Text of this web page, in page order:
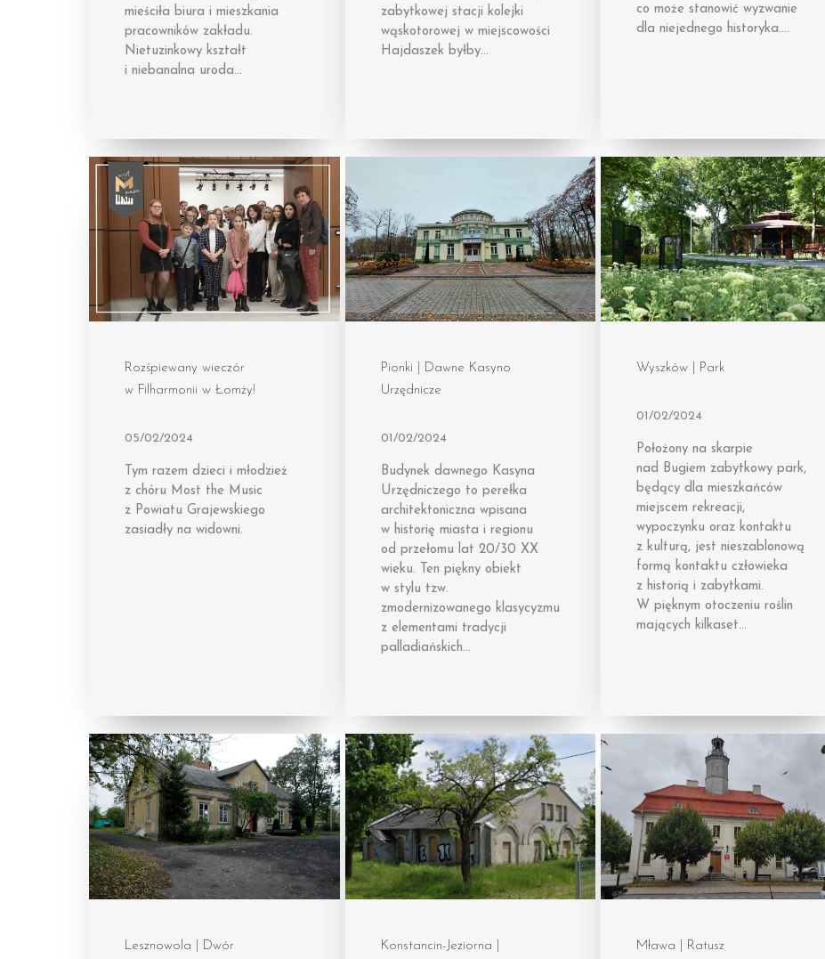
mieściła biura i mieszkania
pracowników zakładu.
Nietuzinkowy kształt
i niebanalna uroda…
zabytkowej stacji kolejki
wąskotorowej w miejscowości
Hajdaszek byłby…
co może stanowić wyzwanie
dla niejednego historyka….
Rozśpiewany wieczór
w Filharmonii w Łomży!
05/02/2024
Tym razem dzieci i młodzież
z chóru Most the Music
z Powiatu Grajewskiego
zasiadły na widowni.
Pionki | Dawne Kasyno
Urzędnicze
01/02/2024
Budynek dawnego Kasyna
Urzędniczego to perełka
architektoniczna wpisana
w historię miasta i regionu
od przełomu lat 20/30 XX
wieku. Ten piękny obiekt
w stylu tzw.
zmodernizowanego klasycyzmu
z elementami tradycji
palladiańskich…
Wyszków | Park
01/02/2024
Położony na skarpie
nad Bugiem zabytkowy park,
będący dla mieszkańców
miejscem rekreacji,
wypoczynku oraz kontaktu
z kulturą, jest nieszablonową
formą kontaktu człowieka
z historią i zabytkami.
W pięknym otoczeniu roślin
mających kilkaset…
Lesznowola | Dwór
Konstancin-Jeziorna |
Mława | Ratusz